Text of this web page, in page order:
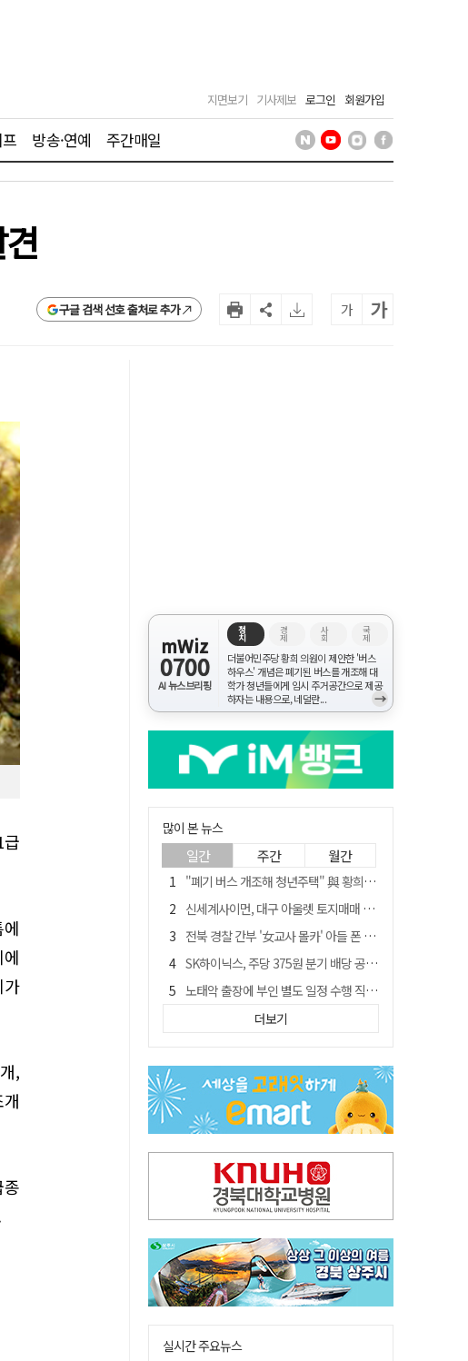
지면보기 기사제보 로그인 회원가입
방송·연예 주간매일
구글 검색 선호 출처로 추가 가 가
,
mWiz
0700
AI 뉴스브리핑
정
치
경
제
사
회
국
제
더불어민주당 황희 의원이 제안한 '버스
하우스' 개념은 폐기된 버스를 개조해 대
학가 청년들에게 임시 주거공간으로 제공
하자는 내용으로, 네덜란...
→
많이 본 뉴스
일간 주간 월간
"폐기 버스 개조해 청년주택" 與 황희…'딸 학비는 年 4200만원'
신세계사이먼, 대구 아울렛 토지매매 계약 체결… 사업 본궤도
전북 경찰 간부 '女교사 몰카' 아들 폰 부수고…"처벌 못하는 사안" 내부망에 글
SK하이닉스, 주당 375원 분기 배당 공시…"3분기 중 주주환원 방안 확정"
노태악 출장에 부인 별도 일정 수행 직원도…보고서엔 '공식일정 참석'
'새 아시아쿼터는 어떨까' 삼성 라이온즈, 새 얼굴 투수 미야모리 영입
박권현 청도군수, '햇빛 연금 사업' 공약 시동걸어
통합 고속철 할인 '반짝 3년'…이후 요금 도로 오른다?
"골프채로 YG 신사옥 출입문 '쾅쾅'…20대 여성 현행범 체포"[영상]
더보기
실시간 주요뉴스